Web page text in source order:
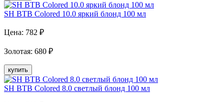
SH BTB Colored 10.0 яркий блонд 100 мл
Цена: 782 ₽
Золотая: 680 ₽
купить
SH BTB Colored 8.0 светлый блонд 100 мл